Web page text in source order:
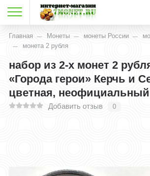
Главная Монеты монеты России
монета 2 рубля
набор из 2-х монет 2
«Города герои» Керчь и
цветная,
Добавить отзыв 0